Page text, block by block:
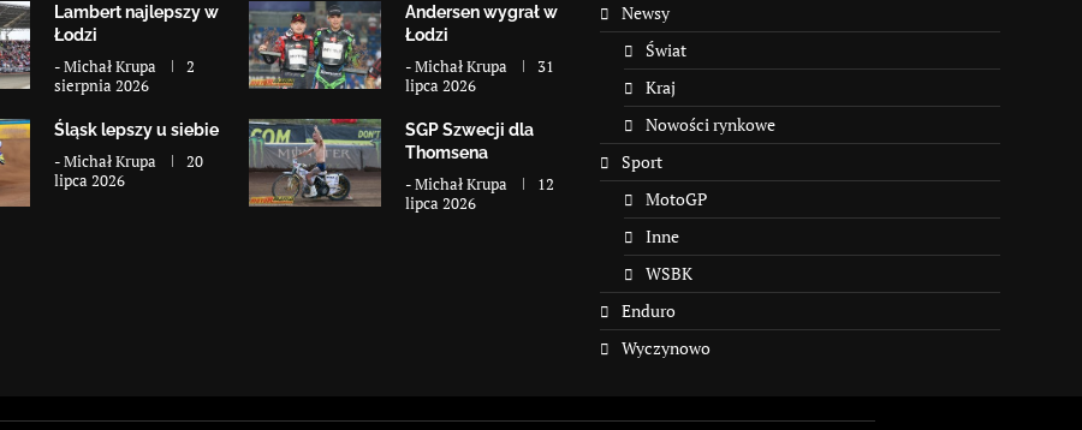
Lambert najlepszy w
Łodzi
-Michał Krupa
2
sierpnia 2026
Andersen wygrał w
Łodzi
-Michał Krupa
31
lipca 2026
Śląsk lepszy u siebie
-Michał Krupa
20
lipca 2026
SGP Szwecji dla
Thomsena
-Michał Krupa
12
lipca 2026
Newsy
Świat
Kraj
Nowości rynkowe
Sport
MotoGP
Inne
WSBK
Enduro
Wyczynowo